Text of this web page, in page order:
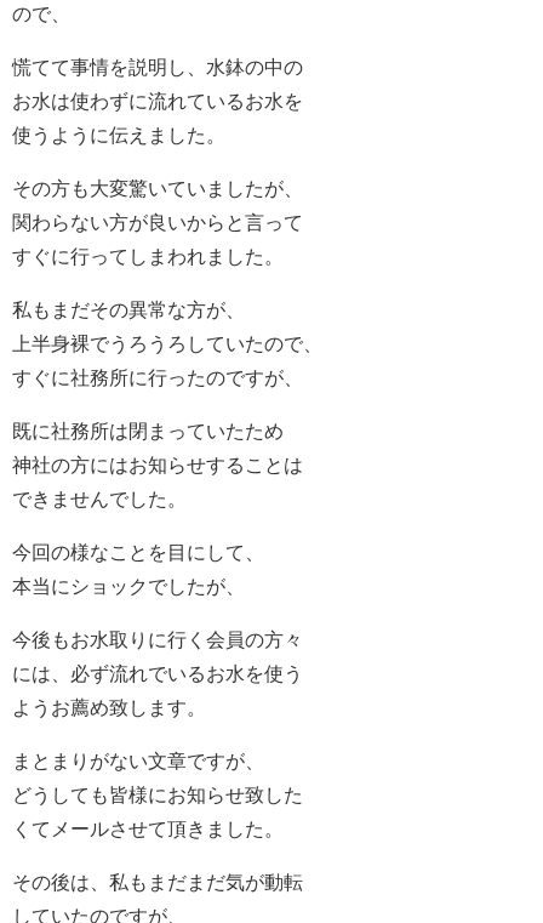
ので、
慌てて事情を説明し、水鉢の中の
お水は使わずに流れているお水を
使うように伝えました。
その方も大変驚いていましたが、
関わらない方が良いからと言って
すぐに行ってしまわれました。
私もまだその異常な方が、
上半身裸でうろうろしていたので、
すぐに社務所に行ったのですが、
既に社務所は閉まっていたため
神社の方にはお知らせすることは
できませんでした。
今回の様なことを目にして、
本当にショックでしたが、
今後もお水取りに行く会員の方々
には、必ず流れでいるお水を使う
ようお薦め致します。
まとまりがない文章ですが、
どうしても皆様にお知らせ致した
くてメールさせて頂きました。
その後は、私もまだまだ気が動転
していたのですが、